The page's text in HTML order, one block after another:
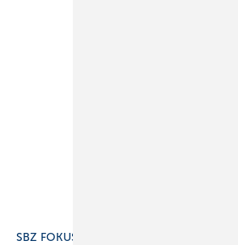
SBZ FOKUS 2 Badgestaltung